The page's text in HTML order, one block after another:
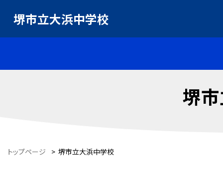
堺市立大浜中学校
堺
トップページ > 堺市立大浜中学校